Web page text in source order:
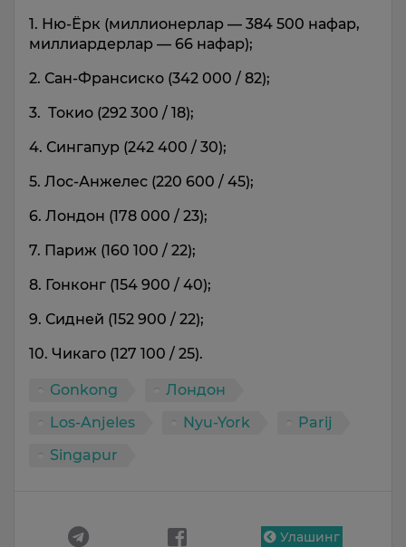
1. Ню-Ёрк (миллионерлар — 384 500 нафар,
миллиардерлар — 66 нафар);
2. Сан-Франсиско (342 000 / 82);
3. Токио (292 300 / 18);
4. Сингапур (242 400 / 30);
5. Лос-Анжелес (220 600 / 45);
6. Лондон (178 000 / 23);
7. Париж (160 100 / 22);
8. Гонконг (154 900 / 40);
9. Сидней (152 900 / 22);
10. Чикаго (127 100 / 25).
Gonkong
Лондон
Los-Anjeles
Nyu-York
Parij
Singapur
Улашинг